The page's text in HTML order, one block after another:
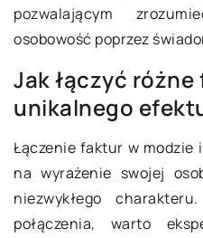
pozwalającym
osobowość poprzez
Jak łączyć
unikalnego
Łączenie faktur w modzie
na wyrażenie swojej
niezwykłego
połączenia, warto